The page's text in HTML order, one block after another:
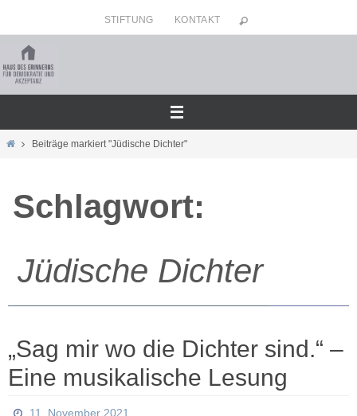
Inhalt
springen
STIFTUNG KONTAKT
HomeBeiträge markiert "Jüdische Dichter"
Schlagwort:
Jüdische Dichter
„Sag mir wo die Dichter sind.“ –
Eine musikalische Lesung
11. November 2021